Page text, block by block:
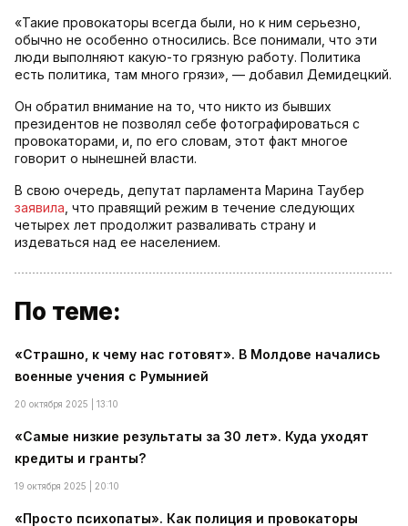
«Такие провокаторы всегда были, но к ним серьезно,
обычно не особенно относились. Все понимали, что эти
люди выполняют какую-то грязную работу. Политика
есть политика, там много грязи», — добавил Демидецкий.
Он обратил внимание на то, что никто из бывших
президентов не позволял себе фотографироваться с
провокаторами, и, по его словам, этот факт многое
говорит о нынешней власти.
В свою очередь, депутат парламента Марина Таубер
заявила , что правящий режим в течение следующих
четырех лет продолжит разваливать страну и
издеваться над ее населением.
По теме:
«Страшно, к чему нас готовят». В Молдове начались
военные учения с Румынией
20 октября 2025 | 13:10
«Самые низкие результаты за 30 лет». Куда уходят
кредиты и гранты?
19 октября 2025 | 20:10
«Просто психопаты». Как полиция и провокаторы